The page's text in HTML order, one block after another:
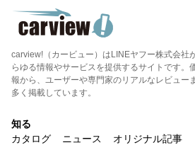
carview!（カービュー）はLINEヤフー株式会社
らゆる情報やサービスを提供するサイトです。
報から、ユーザーや専門家のリアルなレビュー
多く掲載しています。
知る
カタログ
ニュース オリジナル記事